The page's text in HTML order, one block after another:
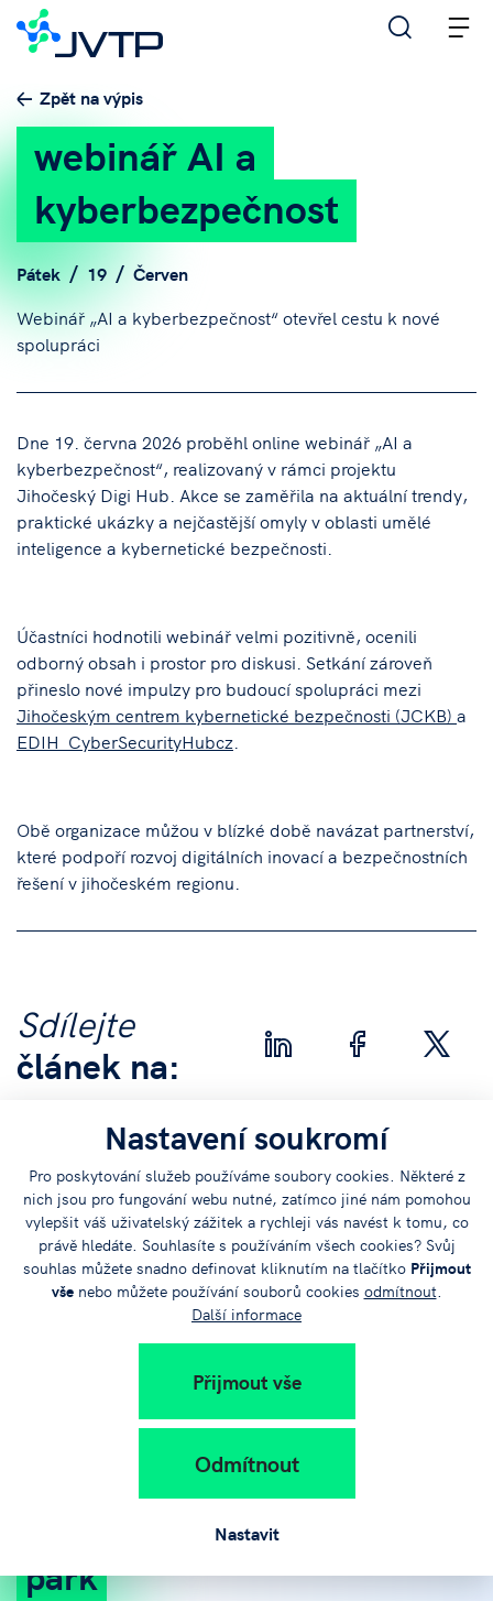
Nastavení soukromí
Pro poskytování služeb používáme soubory cookies. Některé z
nich jsou pro fungování webu nutné, zatímco jiné nám pomohou
vylepšit váš uživatelský zážitek a rychleji vás navést k tomu, co
právě hledáte. Souhlasíte s používáním všech cookies? Svůj
souhlas můžete snadno definovat kliknutím na tlačítko Přijmout
všenebo můžete používání souborů cookies odmítnout.
Další informace
Přijmout vše
Odmítnout
Nastavit
Zpět na výpis
webinář AI a
kyberbezpečnost
Pátek 19
Červen
Webinář „AI a kyberbezpečnost“ otevřel cestu k nové
spolupráci
Dne 19. června 2026 proběhl online webinář „AI a
kyberbezpečnost“, realizovaný v rámci projektu
Jihočeský Digi Hub. Akce se zaměřila na aktuální trendy,
praktické ukázky a nejčastější omyly v oblasti umělé
inteligence a kybernetické bezpečnosti.
Účastníci hodnotili webinář velmi pozitivně, ocenili
odborný obsah i prostor pro diskusi. Setkání zároveň
přineslo nové impulzy pro budoucí spolupráci mezi
Jihočeským centrem kybernetické bezpečnosti (JCKB) a
EDIH CyberSecurityHubcz
Obě organizace můžou v blízké době navázat partnerství,
které podpoří rozvoj digitálních inovací a bezpečnostních
řešení v jihočeském regionu.
Sdílejte
článek na:
+420 383 579 111
info@jvtp.cz
vědeckotechnický
park